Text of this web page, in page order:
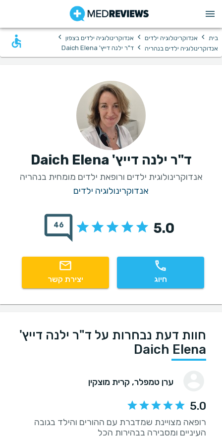
בית › אנדוקרינולוגיה ילדים › אנדוקרינולוגיה ילדים בצפון ›
אנדוקרינולוגיה ילדים בנהריה › ד"ר ילנה דייץ' Daich Elena
ד"ר ילנה דייץ' Daich Elena
אנדוקרינולוגית ילדים ורופאת ילדים מומחית בנהריה
אנדוקרינולוגיה ילדים
5.0
46
חיוג יצירת קשר
חוות דעת נבחרות על ד"ר ילנה דייץ'
Daich Elena
ערן טמפלר, קרית מוצקין
5.0
רופאה מצויינת שמדברת עם ההורים והילד בגובה
העיניים ומסבירה בבהירות הכל